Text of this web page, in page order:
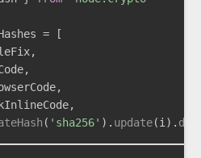
= [
( 'sha256' ). update(i).